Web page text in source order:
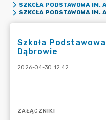
SZKOŁA PODSTAWOWA IM.
Szkoła
Dąbrowie
2026-04-30 12:42
ZAŁĄCZNIKI